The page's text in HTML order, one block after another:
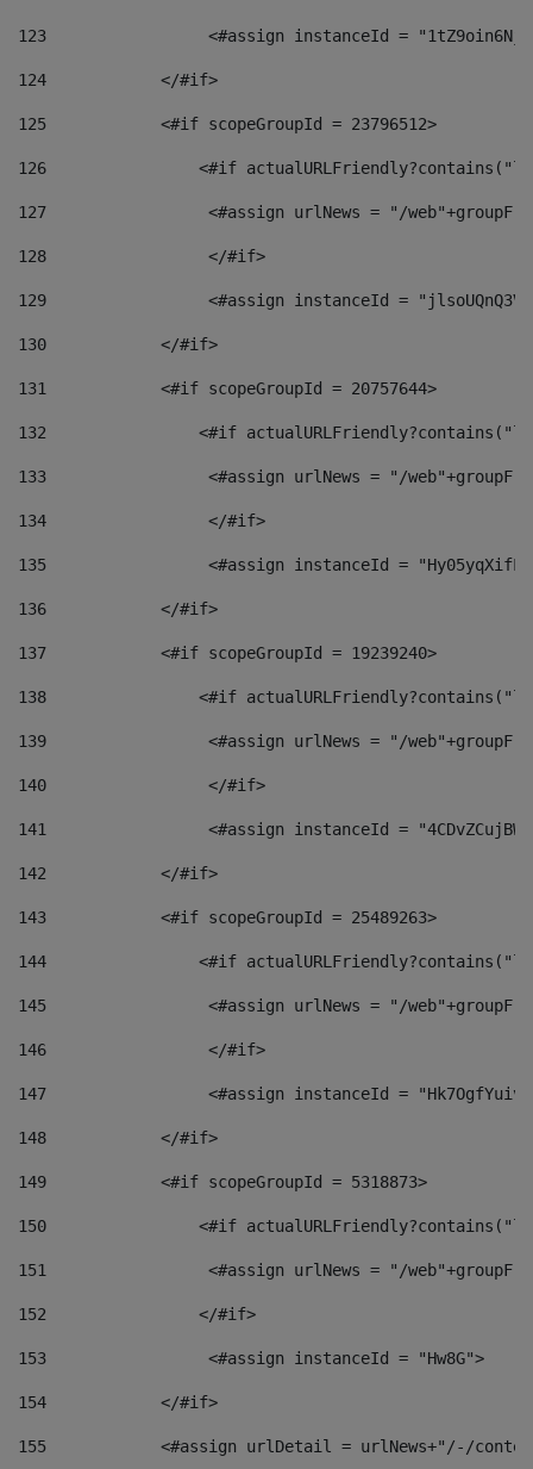
123
<#assign instanceId =
124
            </#if>
125
            <#if scopeGroupId = 23796512>
126
<#if
127
<#assign urlNews = "/
128
                 </#if>
129
<#assign instanceId =
130
            </#if>
131
            <#if scopeGroupId = 20757644>
132
<#if
133
<#assign urlNews = "/
134
                 </#if>
135
<#assign instanceId =
136
            </#if>
137
            <#if scopeGroupId = 19239240>
138
<#if
139
<#assign urlNews = "/
140
                 </#if>
141
<#assign instanceId =
142
            </#if>
143
            <#if scopeGroupId = 25489263>
144
<#if
145
<#assign urlNews = "/
146
                 </#if>
147
<#assign instanceId =
148
            </#if>
149
            <#if scopeGroupId = 5318873>
150
<#if
151
<#assign urlNews = "/
152
                </#if>
153
                 <#assign instanceId = "Hw8G">
154
            </#if>
155
<#assign urlDetail = urlNews+"/-/